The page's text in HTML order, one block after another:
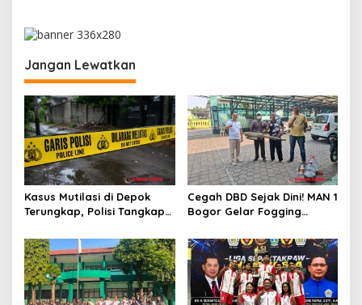
s
i
p
o
s
Jangan Lewatkan
Kasus Mutilasi di Depok
Terungkap, Polisi Tangkap
Pembunuhan
Cegah DBD Sejak Dini! MAN 1
Bogor Gelar Fogging
Belajar yang Aman